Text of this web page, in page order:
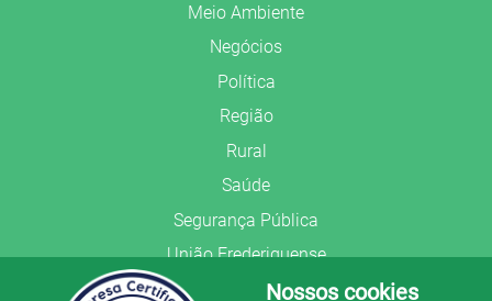
Meio Ambiente
Negócios
Política
Região
Rural
Saúde
Segurança Pública
União Frederiquense
Nossos cookies